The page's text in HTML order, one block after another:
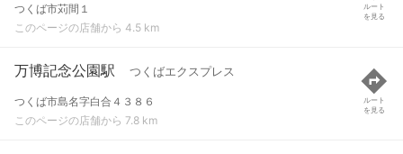
つくば市苅間１
このページの店舗から 4.5 km
ルート
を見る
万博記念公園駅 つくばエクスプレス
つくば市島名字白合４３８６
このページの店舗から 7.8 km
ルート
を見る